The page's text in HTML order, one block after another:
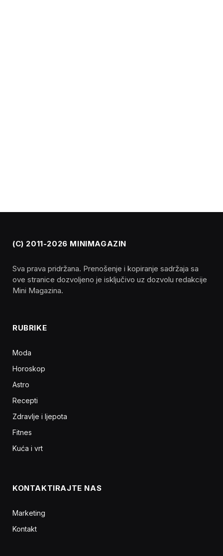
(C) 2011-2026 MINIMAGAZIN
Sva prava pridržana. Prenošenje i kopiranje sadržaja sa
ove stranice dozvoljeno je isključivo uz dozvolu redakcije
Mini Magazina.
RUBRIKE
Moda
Horoskop
Astro
Recepti
Zdravlje i ljepota
Fitnes
Kuća i vrt
KONTAKTIRAJTE NAS
Marketing
Kontakt